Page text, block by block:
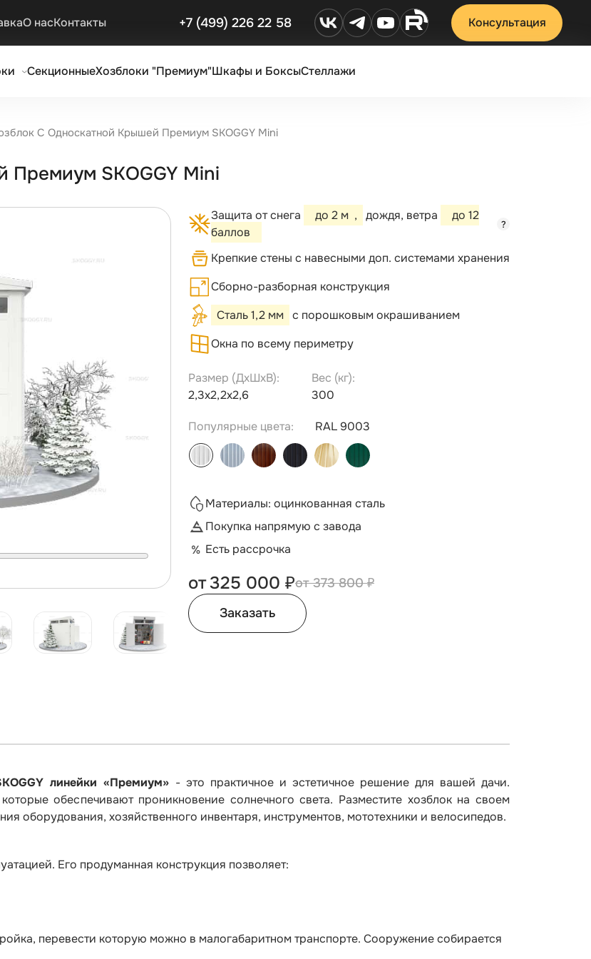
О насКонтакты +7 (499) 226 22 58 Консультация
СекционныеХозблоки "Премиум"Шкафы и БоксыСтеллажи
С Односкатной Крышей Премиум SKOGGY Mini
Премиум SKOGGY Mini
Защита от снега до 2 м , дождя, ветра
до 12
баллов
?
Крепкие стены с навесными доп. системами хранения
Сборно-разборная конструкция
Сталь 1,2 мм
с порошковым окрашиванием
Окна по всему периметру
Размер (ДxШxВ):
2,3х2,2х2,6
Вес (кг):
300
Популярные цвета: RAL 9003
Материалы: оцинкованная сталь
Покупка напрямую с завода
Есть рассрочка
373 800 ₽
от325 000 ₽
Заказать
линейки «Премиум» - это практичное и эстетичное решение для вашей дачи.
обеспечивают проникновение солнечного света. Разместите хозблок на своем
оборудования, хозяйственного инвентаря, инструментов, мототехники и велосипедов.
Его продуманная конструкция позволяет:
перевести которую можно в малогабаритном транспорте. Сооружение собирается